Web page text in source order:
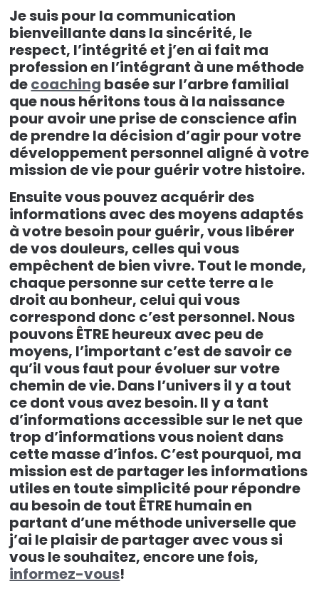
Je suis pour la communication
bienveillante dans la sincérité, le
respect, l’intégrité et j’en ai fait ma
profession en l’intégrant à une méthode
decoaching basée sur l’arbre familial
que nous héritons tous à la naissance
pour avoir une prise de conscience afin
de prendre la décision d’agir pour votre
développement personnel aligné à votre
mission de vie pour guérir votre histoire.
Ensuite vous pouvez acquérir des
informations avec des moyens adaptés
à votre besoin pour guérir, vous libérer
de vos douleurs, celles qui vous
empêchent de bien vivre. Tout le monde,
chaque personne sur cette terre a le
droit au bonheur, celui qui vous
correspond donc c’est personnel. Nous
pouvons ÊTRE heureux avec peu de
moyens, l’important c’est de savoir ce
qu’il vous faut pour évoluer sur votre
chemin de vie. Dans l’univers il y a tout
ce dont vous avez besoin. Il y a tant
d’informations accessible sur le net que
trop d’informations vous noient dans
cette masse d’infos. C’est pourquoi, ma
mission est de partager les informations
utiles en toute simplicité pour répondre
au besoin de tout ÊTRE humain en
partant d’une méthode universelle que
j’ai le plaisir de partager avec vous si
vous le souhaitez, encore une fois,
informez-vous!